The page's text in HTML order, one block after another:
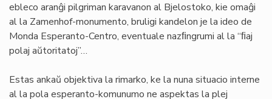
ebleco aranĝi pilgriman karavanon al Bjelostoko, kie omaĝi
al la Zamenhof-monumento, bruligi kandelon je la ideo de
Monda Esperanto-Centro, eventuale nazﬁngrumi al la “ﬁaj
polaj aŭtoritatoj”…
Estas ankaŭ objektiva la rimarko, ke la nuna situacio interne
al la pola esperanto-komunumo ne aspektas la plej